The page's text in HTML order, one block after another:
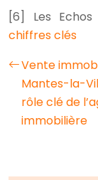
[6] Les Echos
chiffres clés
Vente
Mantes-la-
rôle clé de
immobilière